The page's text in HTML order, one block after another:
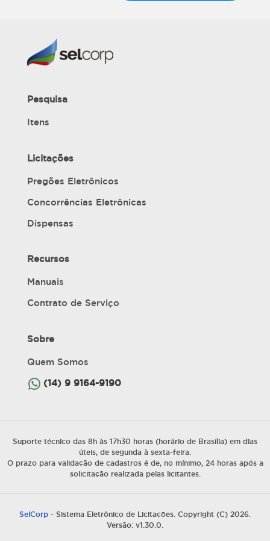
Pesquisa
Itens
Licitações
Pregões Eletrônicos
Concorrências Eletrônicas
Dispensas
Recursos
Manuais
Contrato de Serviço
Sobre
Quem Somos
(14) 9 9164-9190
Suporte técnico das 8h às 17h30 horas (horário de Brasília) em dias
úteis, de segunda à sexta-feira.
O prazo para validação de cadastros é de, no mínimo, 24 horas após a
solicitação realizada pelas licitantes.
SelCorp - Sistema Eletrônico de Licitações. Copyright (C) 2026.
Versão: v1.30.0.